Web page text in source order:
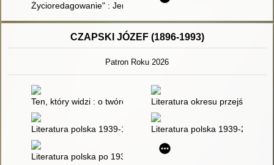
Życioredagowanie" : Jerzego Giedroycia sztuka dystansu
CZAPSKI JÓZEF (1896-1993)
Patron Roku 2026
Ten, który widzi : o twórczości literackiej Józefa Czapskiego
Literatura okresu
Literatura polska 1939-1991 Literatura polska 1939-2009
Literatura polska po 1939 roku